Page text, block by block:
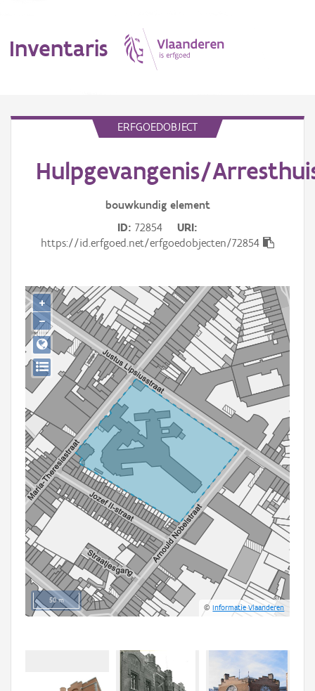
Inventaris
Erfgoedobject
Gebeurtenis
Persoon of collectief
Downloads
Hergebruik
Aanmelden
ERFGOEDOBJECT
Hulpgevangenis/
bouwkundig element
ID 72854
URI
https://id.erfgoed.net/erfgoedobjecten/72854
50 m
©Informatie Vlaanderen
+
−